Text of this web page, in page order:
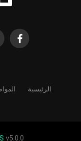
الرئيسية
v5.0.0